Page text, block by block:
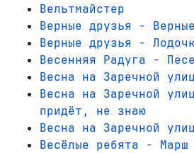
Вельтмайстер
Верные друзья -
Верные друзья -
Весенняя Радуга -
Весна на Заречной
Весна на Заречной
придёт, не знаю
Весна на Заречной
Весёлые ребята - Марш